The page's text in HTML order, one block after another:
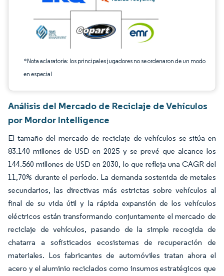
*Nota aclaratoria: los principales jugadores no se ordenaron de un modo
en especial
Análisis del Mercado de Reciclaje de Vehículos
por Mordor Intelligence
El tamaño del mercado de reciclaje de vehículos se sitúa en
83.140 millones de USD en 2025 y se prevé que alcance los
144.560 millones de USD en 2030, lo que refleja una CAGR del
11,70% durante el período. La demanda sostenida de metales
secundarios, las directivas más estrictas sobre vehículos al
final de su vida útil y la rápida expansión de los vehículos
eléctricos están transformando conjuntamente el mercado de
reciclaje de vehículos, pasando de la simple recogida de
chatarra a sofisticados ecosistemas de recuperación de
materiales. Los fabricantes de automóviles tratan ahora el
acero y el aluminio reciclados como insumos estratégicos que